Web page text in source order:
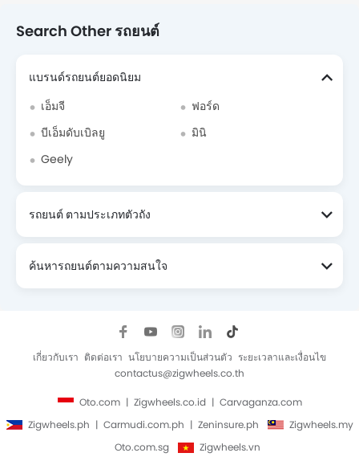
Search Other รถยนต์
แบรนด์รถยนต์ยอดนิยม
เอ็มจี
ฟอร์ด
บีเอ็มดับเบิลยู
มินิ
Geely
รถยนต์ ตามประเภทตัวถัง
ค้นหารถยนต์ตามความสนใจ
เกี่ยวกับเรา ติดต่อเรา นโยบายความเป็นส่วนตัว ระยะเวลาและเงื่อนไข
contactus@zigwheels.co.th
Oto.com Zigwheels.co.id
Carvaganza.com
Zigwheels.ph
Carmudi.com.ph Zeninsure.ph
Zigwheels.my
Oto.com.sg
Zigwheels.vn